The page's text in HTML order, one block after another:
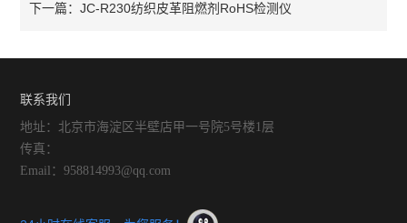
下一篇：JC-R230纺织皮革阻燃剂RoHS检测仪
联系我们
地址：北京市海淀区半壁店甲一号院5号楼1层
传真：
Email：958814993@qq.com